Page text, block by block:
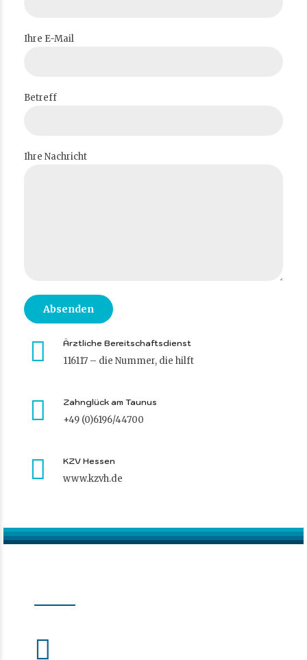
Ihre E-Mail
Betreff
Ihre Nachricht
Ärztliche Bereitschaftsdienst
116117 – die Nummer, die hilft
Zahnglück am Taunus
+49 (0)6196/44700
KZV Hessen
www.kzvh.de